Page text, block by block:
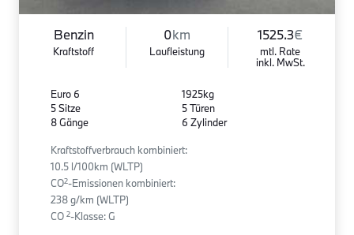
Benzin
Kraftstoff
0km
Laufleistung
1525.3€
mtl. Rate
inkl. MwSt.
Euro 6
5 Sitze
8 Gänge
1925kg
5 Türen
6 Zylinder
Kraftstoffverbrauch kombiniert:
10.5 l/100km (WLTP)
CO2-Emissionen kombiniert:
238 g/km (WLTP)
CO 2-Klasse: G